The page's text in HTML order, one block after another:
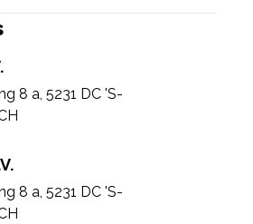
8 a, 5231 DC 'S-
8 a, 5231 DC 'S-